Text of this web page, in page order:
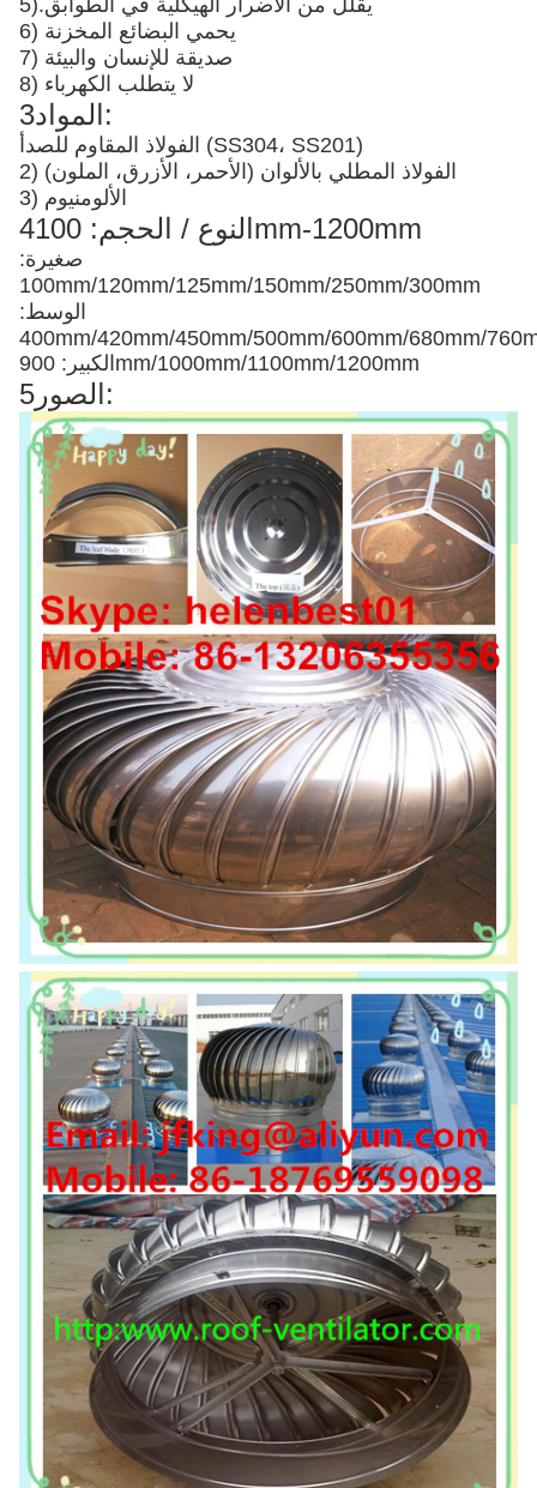
5).يقلل من الأضرار الهيكلية في الطوابق
6) يحمي البضائع المخزنة
7) صديقة للإنسان والبيئة
8) لا يتطلب الكهرباء
3المواد:
الفولاذ المقاوم للصدأ (SS304، SS201)
2) الفولاذ المطلي بالألوان (الأحمر، الأزرق، الملون)
3) الألومنيوم
4النوع / الحجم: 100mm-1200mm
صغيرة:
100mm/120mm/125mm/150mm/250mm/300mm
الوسط:
400mm/420mm/450mm/500mm/600mm/680mm/
الكبير: 900mm/1000mm/1100mm/1200mm
5الصور: